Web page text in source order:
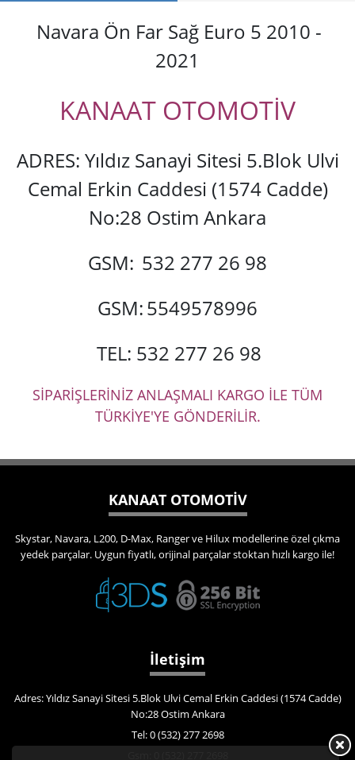
Navara Ön Far Sağ Euro 5 2010 -
2021
KANAAT OTOMOTİV
ADRES: Yıldız Sanayi Sitesi 5.Blok Ulvi
Cemal Erkin Caddesi (1574 Cadde)
No:28 Ostim Ankara
GSM: 532 277 26 98
GSM:5549578996
TEL: 532 277 26 98
SİPARİŞLERİNİZ ANLAŞMALI KARGO İLE TÜM
TÜRKİYE'YE GÖNDERİLİR.
KANAAT OTOMOTİV
Skystar, Navara, L200, D-Max, Ranger ve Hilux modellerine özel çıkma
yedek parçalar. Uygun fiyatlı, orijinal parçalar stoktan hızlı kargo ile!
İletişim
Adres: Yıldız Sanayi Sitesi 5.Blok Ulvi Cemal Erkin Caddesi (1574 Cadde)
No:28 Ostim Ankara
Tel: 0 (532) 277 2698